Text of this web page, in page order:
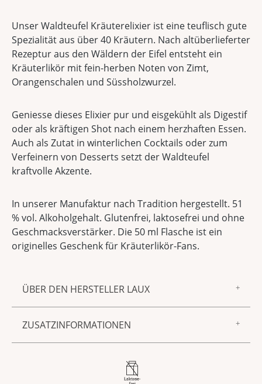
ÜBER DEN HERSTELLER LAUX
Gewürzmischungen, Saucen und Senf sowie
Spirituosen und Liköre – aus unserer
gemeinsam sind ein unnachahmlich guter
ZUSATZINFORMATIONEN
51 % vol
Unser Waldteufel Kräuterelixier ist eine teuflisch gute
Spezialität aus über 40 Kräutern. Nach altüberlieferter
Rezeptur aus den Wäldern der Eifel entsteht ein
Kräuterlikör mit fein-herben Noten von Zimt,
Orangenschalen und Süssholzwurzel.
Geniesse dieses Elixier pur und eisgekühlt als Digestif
oder als kräftigen Shot nach einem herzhaften Essen.
Auch als Zutat in winterlichen Cocktails oder zum
Verfeinern von Desserts setzt der Waldteufel
kraftvolle Akzente.
In unserer Manufaktur nach Tradition hergestellt. 51
% vol. Alkoholgehalt. Glutenfrei, laktosefrei und ohne
Geschmacksverstärker. Die 50 ml Flasche ist ein
originelles Geschenk für Kräuterlikör-Fans.